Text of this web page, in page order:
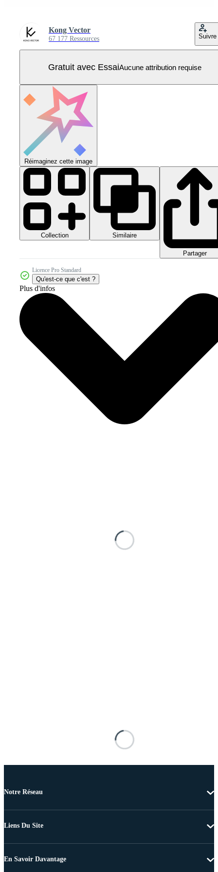
Kong Vector
67 177 Ressources Suivre
Gratuit avec EssaiAucune attribution requise
Réimaginez cette image
Collection Similaire
Partager
Licence Pro Standard
Qu'est-ce que c'est ?
Plus d'infos
Notre Réseau
Liens Du Site
En Savoir Davantage